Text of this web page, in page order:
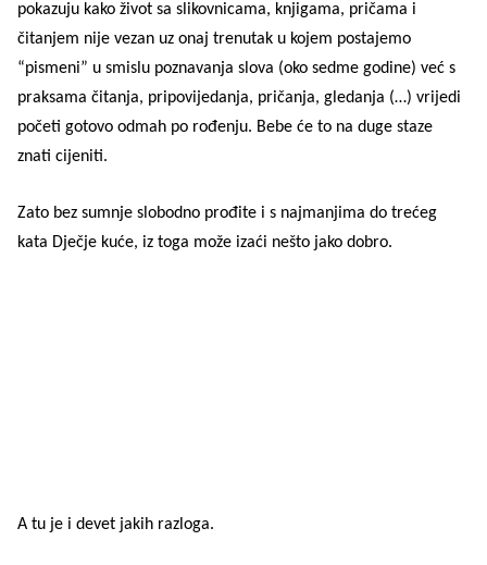
pokazuju kako život sa slikovnicama, knjigama, pričama i
čitanjem nije vezan uz onaj trenutak u kojem postajemo
“pismeni” u smislu poznavanja slova (oko sedme godine) već s
praksama čitanja, pripovijedanja, pričanja, gledanja (…) vrijedi
početi gotovo odmah po rođenju. Bebe će to na duge staze
znati cijeniti.
Zato bez sumnje slobodno prođite i s najmanjima do trećeg
kata Dječje kuće, iz toga može izaći nešto jako dobro.
A tu je i devet jakih razloga.